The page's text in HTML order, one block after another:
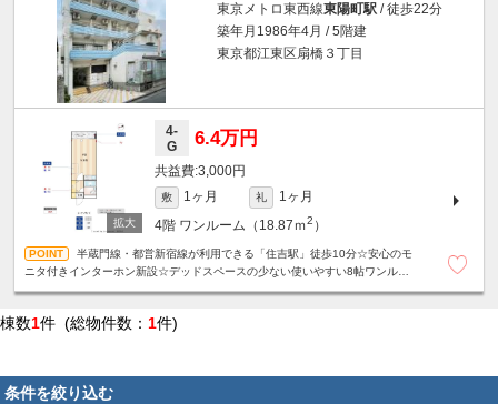
東京メトロ東西線東陽町駅 / 徒歩22分
築年月1986年4月 / 5階建
東京都江東区扇橋３丁目
4-
G
6.4万円
3,000円
敷 1ヶ月 礼
1ヶ月
4階 ワンルーム（18.87ｍ2 ）
半蔵門線・都営新宿線が利用できる「住吉駅」徒歩10分☆安心のモ
ニタ付きインターホン新設☆デッドスペースの少ない使いやすい8帖ワンルー
棟数1件 (総物件数： 1件)
条件を絞り込む